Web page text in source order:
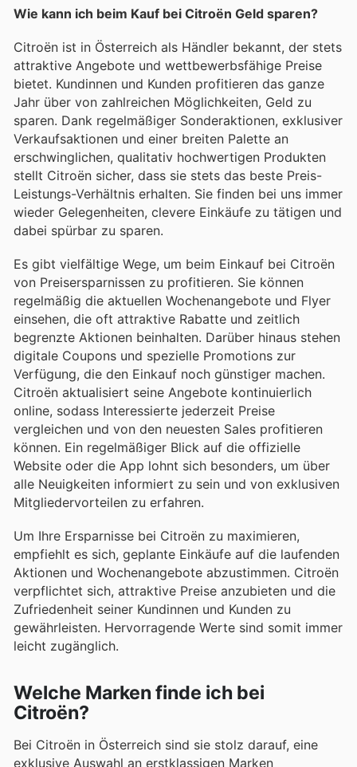
Wie kann ich beim Kauf bei Citroën Geld sparen?
Citroën ist in Österreich als Händler bekannt, der stets
attraktive Angebote und wettbewerbsfähige Preise
bietet. Kundinnen und Kunden profitieren das ganze
Jahr über von zahlreichen Möglichkeiten, Geld zu
sparen. Dank regelmäßiger Sonderaktionen, exklusiver
Verkaufsaktionen und einer breiten Palette an
erschwinglichen, qualitativ hochwertigen Produkten
stellt Citroën sicher, dass sie stets das beste Preis-
Leistungs-Verhältnis erhalten. Sie finden bei uns immer
wieder Gelegenheiten, clevere Einkäufe zu tätigen und
dabei spürbar zu sparen.
Es gibt vielfältige Wege, um beim Einkauf bei Citroën
von Preisersparnissen zu profitieren. Sie können
regelmäßig die aktuellen Wochenangebote und Flyer
einsehen, die oft attraktive Rabatte und zeitlich
begrenzte Aktionen beinhalten. Darüber hinaus stehen
digitale Coupons und spezielle Promotions zur
Verfügung, die den Einkauf noch günstiger machen.
Citroën aktualisiert seine Angebote kontinuierlich
online, sodass Interessierte jederzeit Preise
vergleichen und von den neuesten Sales profitieren
können. Ein regelmäßiger Blick auf die offizielle
Website oder die App lohnt sich besonders, um über
alle Neuigkeiten informiert zu sein und von exklusiven
Mitgliedervorteilen zu erfahren.
Um Ihre Ersparnisse bei Citroën zu maximieren,
empfiehlt es sich, geplante Einkäufe auf die laufenden
Aktionen und Wochenangebote abzustimmen. Citroën
verpflichtet sich, attraktive Preise anzubieten und die
Zufriedenheit seiner Kundinnen und Kunden zu
gewährleisten. Hervorragende Werte sind somit immer
leicht zugänglich.
Welche Marken finde ich bei
Citroën?
Bei Citroën in Österreich sind sie stolz darauf, eine
exklusive Auswahl an erstklassigen Marken